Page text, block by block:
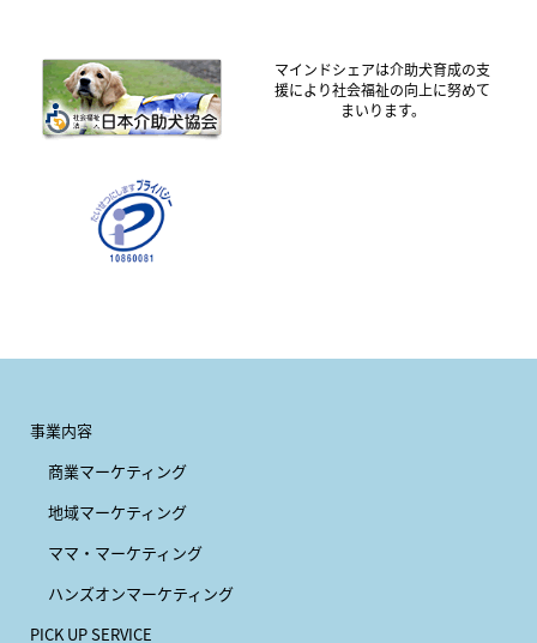
マインドシェアは介助犬育成の支
援により社会福祉の向上に努めて
まいります。
事業内容
商業マーケティング
地域マーケティング
ママ・マーケティング
ハンズオンマーケティング
PICK UP SERVICE